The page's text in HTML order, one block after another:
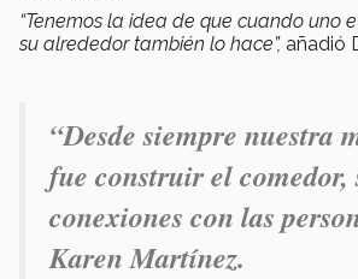
“Tenemos la idea de que cuando uno
su alrededor también lo hace”, añadió
“Desde siempre nuestra
fue construir el
conexiones con las
Karen Martínez.